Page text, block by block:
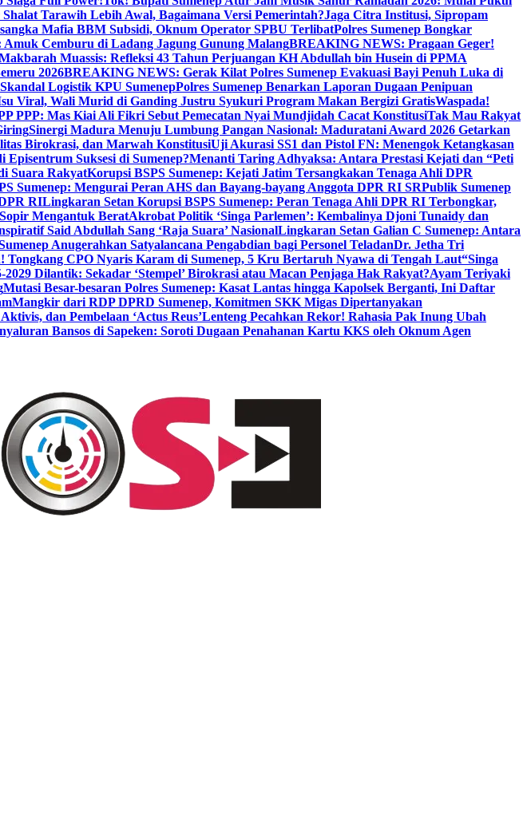
Tarawih Lebih Awal, Bagaimana Versi Pemerintah?Jaga Citra Institusi, Sipropam
Mafia BBM Subsidi, Oknum Operator SPBU TerlibatPolres Sumenep Bongkar
Cemburu di Ladang Jagung Gunung MalangBREAKING NEWS: Pragaan Geger!
Muassis: Refleksi 43 Tahun Perjuangan KH Abdullah bin Husein di PPMA
2026BREAKING NEWS: Gerak Kilat Polres Sumenep Evakuasi Bayi Penuh Luka di
Logistik KPU SumenepPolres Sumenep Benarkan Laporan Dugaan Penipuan
Viral, Wali Murid di Ganding Justru Syukuri Program Makan Bergizi GratisWaspada!
PPP: Mas Kiai Ali Fikri Sebut Pemecatan Nyai Mundjidah Cacat KonstitusiTak Mau Rakyat
Sinergi Madura Menuju Lumbung Pangan Nasional: Maduratani Award 2026 Getarkan
Birokrasi, dan Marwah KonstitusiUji Akurasi SS1 dan Pistol FN: Menengok Ketangkasan
Suksesi di Sumenep?Menanti Taring Adhyaksa: Antara Prestasi Kejati dan “Peti
Suara RakyatKorupsi BSPS Sumenep: Kejati Jatim Tersangkakan Tenaga Ahli DPR
Sumenep: Mengurai Peran AHS dan Bayang-bayang Anggota DPR RI SRPublik Sumenep
RILingkaran Setan Korupsi BSPS Sumenep: Peran Tenaga Ahli DPR RI Terbongkar,
Mengantuk BeratAkrobat Politik ‘Singa Parlemen’: Kembalinya Djoni Tunaidy dan
Said Abdullah Sang ‘Raja Suara’ NasionalLingkaran Setan Galian C Sumenep: Antara
Anugerahkan Satyalancana Pengabdian bagi Personel TeladanDr. Jetha Tri
Tongkang CPO Nyaris Karam di Sumenep, 5 Kru Bertaruh Nyawa di Tengah Laut“Singa
2029 Dilantik: Sekadar ‘Stempel’ Birokrasi atau Macan Penjaga Hak Rakyat?Ayam Teriyaki
Mutasi Besar-besaran Polres Sumenep: Kasat Lantas hingga Kapolsek Berganti, Ini Daftar
Mangkir dari RDP DPRD Sumenep, Komitmen SKK Migas Dipertanyakan
dan Pembelaan ‘Actus Reus’Lenteng Pecahkan Rekor! Rahasia Pak Inung Ubah
Bansos di Sapeken: Soroti Dugaan Penahanan Kartu KKS oleh Oknum Agen